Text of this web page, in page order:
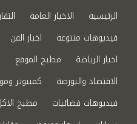
الرئيسية الاخبار العامة
فيديوهات متنوعة
اخبار الفن
اخبار الرياضة
مطبخ الموقع
الاقتصاد والبورصة
كمبيوتر
فيديوهات فضائيات
مطبخ